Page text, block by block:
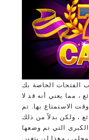
الفتحات الخاصة بك
، مما يعني أنه قد لا
الاستمتاع بها. تم
، ولكن بدلاً من ذلك
التي تم وضعها
، وهذا لن يتغير.